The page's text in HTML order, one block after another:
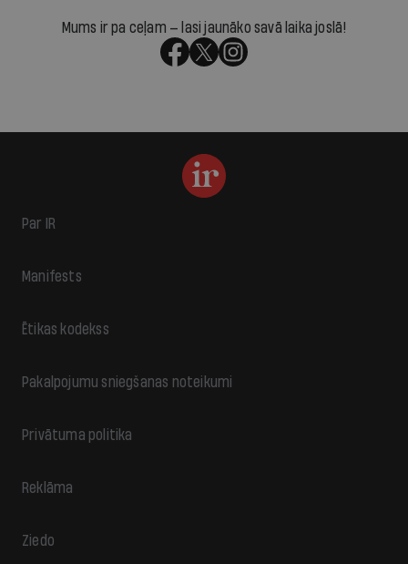
Mums ir pa ceļam — lasi jaunāko savā laika joslā!
Par IR
Manifests
Ētikas kodekss
Pakalpojumu sniegšanas noteikumi
Privātuma politika
Reklāma
Ziedo